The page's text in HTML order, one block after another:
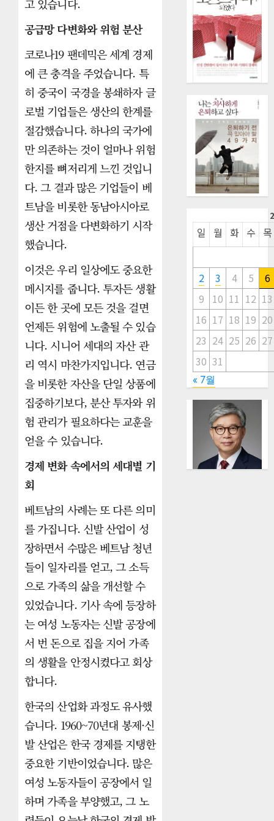
고 있습니다.
공급망 다변화와 위험 분산
코로나19 팬데믹은 세계 경제
에 큰 충격을 주었습니다. 특
히 중국이 국경을 봉쇄하자 글
로벌 기업들은 생산의 한계를
절감했습니다. 하나의 국가에
만 의존하는 것이 얼마나 위험
한지를 뼈저리게 느낀 것입니
다. 그 결과 많은 기업들이 베
트남을 비롯한 동남아시아로
생산 거점을 다변화하기 시작
했습니다.
이것은 우리 일상에도 중요한
메시지를 줍니다. 투자든 생활
이든 한 곳에 모든 것을 걸면
언제든 위험에 노출될 수 있습
니다. 시니어 세대의 자산 관
리 역시 마찬가지입니다. 연금
을 비롯한 자산을 단일 상품에
집중하기보다, 분산 투자와 위
험 관리가 필요하다는 교훈을
얻을 수 있습니다.
경제 변화 속에서의 세대별 기
회
베트남의 사례는 또 다른 의미
를 가집니다. 신발 산업이 성
장하면서 수많은 베트남 청년
들이 일자리를 얻고, 그 소득
으로 가족의 삶을 개선할 수
있었습니다. 기사 속에 등장하
는 여성 노동자는 신발 공장에
서 번 돈으로 집을 지어 가족
의 생활을 안정시켰다고 회상
합니다.
한국의 산업화 과정도 유사했
습니다. 1960~70년대 봉제·신
발 산업은 한국 경제를 지탱한
중요한 기반이었습니다. 많은
여성 노동자들이 공장에서 일
하며 가족을 부양했고, 그 노
일 월 화 수 목
2 3 4 5
6
9
10 11 12 13
16 17 18 19 20
23 24 25 26 27
30 31
« 7월